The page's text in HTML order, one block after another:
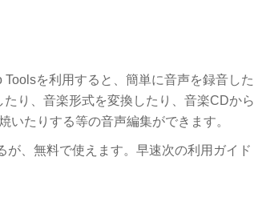
を利用すると、簡単に音声を録音した
り、音楽形式を変換したり、音楽CDから
いたりする等の音声編集ができます。
が、無料で使えます。早速次の利用ガイド